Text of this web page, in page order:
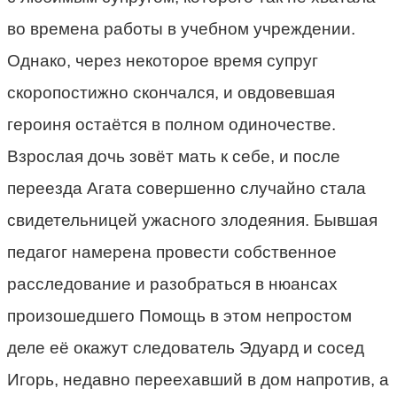
во времена работы в учебном учреждении.
Однако, через некоторое время супруг
скоропостижно скончался, и овдовевшая
героиня остаётся в полном одиночестве.
Взрослая дочь зовёт мать к себе, и после
переезда Агата совершенно случайно стала
свидетельницей ужасного злодеяния. Бывшая
педагог намерена провести собственное
расследование и разобраться в нюансах
произошедшего Помощь в этом непростом
деле её окажут следователь Эдуард и сосед
Игорь, недавно переехавший в дом напротив, а